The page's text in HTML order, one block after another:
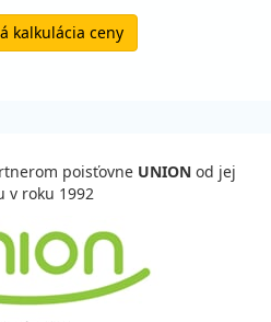
kalkulácia ceny
poisťovne UNION od jej
v roku 1992